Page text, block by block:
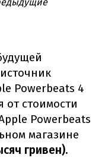
Powerbeats 4
от стоимости
Powerbeats
магазине
гривен).